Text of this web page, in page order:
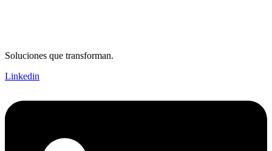
Soluciones que transforman.
Linkedin